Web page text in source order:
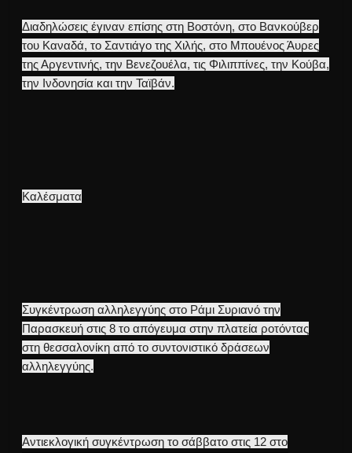
Διαδηλώσεις έγιναν επίσης στη Βοστόνη, στο Βανκούβερ
του Καναδά, το Σαντιάγο της Χιλής, στο Μπουένος Άυρες
της Αργεντινής, την Βενεζουέλα, τις Φιλιππίνες, την Κούβα,
την Ινδονησία και την Ταϊβάν.
Καλέσματα
Συγκέντρωση αλληλεγγύης στο Ράμι Συριανό την
Παρασκευή στις 8 το απόγευμα στην πλατεία ροτόντας
στη θεσσαλονίκη από το συντονιστικό δράσεων
αλληλεγγύης.
Αντιεκλογική συγκέντρωση το σάββατο στις 12 στο